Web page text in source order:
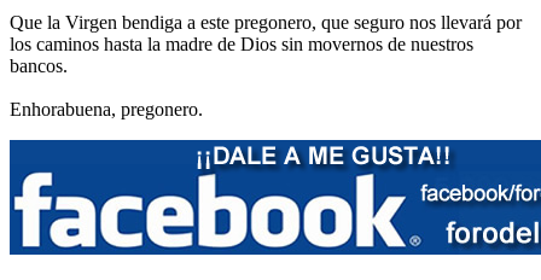
Que la Virgen bendiga a este pregonero, que seguro nos llevará por
los caminos hasta la madre de Dios sin movernos de nuestros
bancos.
Enhorabuena, pregonero.